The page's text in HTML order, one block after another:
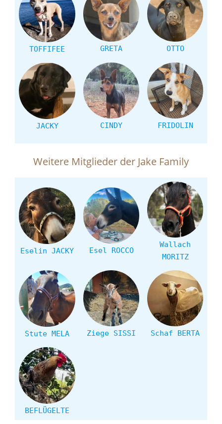
TOFFIFEE GRETA OTTO
JACKY CINDY FRIDOLIN
Weitere Mitglieder der Jake Family
Eselin JACKY Esel ROCCO
Wallach
MORITZ
Stute MELA Ziege SISSI Schaf BERTA
BEFLÜGELTE